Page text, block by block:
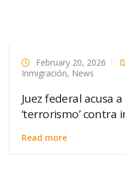
February 20, 2026
Inmigración, News
Juez federal acusa
‘terrorismo’ contra
Read more